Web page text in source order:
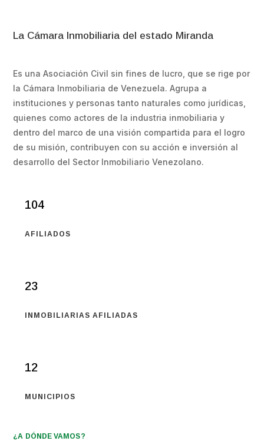
La Cámara Inmobiliaria del estado Miranda
Es una Asociación Civil sin fines de lucro, que se rige por
la Cámara Inmobiliaria de Venezuela. Agrupa a
instituciones y personas tanto naturales como jurídicas,
quienes como actores de la industria inmobiliaria y
dentro del marco de una visión compartida para el logro
de su misión, contribuyen con su acción e inversión al
desarrollo del Sector Inmobiliario Venezolano.
104
AFILIADOS
23
INMOBILIARIAS AFILIADAS
12
MUNICIPIOS
¿A DÓNDE VAMOS?